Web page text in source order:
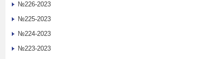
№226-2023
№225-2023
№224-2023
№223-2023